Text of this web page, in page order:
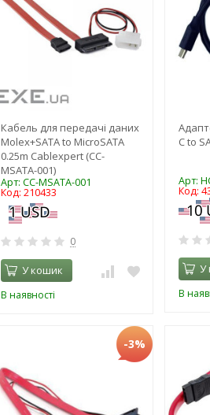
Кабель для передачі даних
Molex+SATA to MicroSATA
0.25m Cablexpert (CC-
MSATA-001)
Арт: CC-MSATA-001
Код: 210433
0
У кошик
В наявності
C to
Арт:
Код:
У
В
-3%